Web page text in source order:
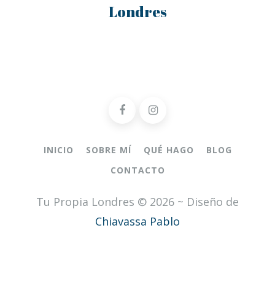
Londres
INICIO SOBRE MÍ QUÉ HAGO
BLOG
CONTACTO
Tu Propia Londres © 2026 ~ Diseño de
Chiavassa Pablo